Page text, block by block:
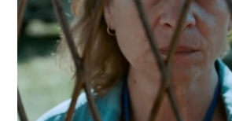
Oscara
„Aidy”
Jasmilli
już
w